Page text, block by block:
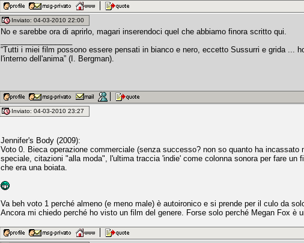
Inviato: 04-03-2010 22:00
No e sarebbe ora di aprirlo, magari inserendoci quel che abbiamo finora scritto qui.
“Tutti i miei film possono essere pensati in bianco e nero, eccetto Sussurri e grida ...
l'interno dell'anima” (I. Bergman).
Inviato: 04-03-2010 23:27
Jennifer's Body (2009):
Voto 0. Bieca operazione commerciale (senza successo? non so quanto ha
speciale, citazioni "alla moda", l'ultima traccia 'indie' come colonna sonora per fare un
che era una boiata.
Va beh voto 1 perché almeno (e meno male) è autoironico e si prende per il culo da
Ancora mi chiedo perché ho visto un film del genere. Forse solo perché Megan Fox è